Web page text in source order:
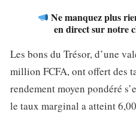
Ne manquez plus
en direct sur notre
Les bons du Trésor, d’une
million FCFA, ont offert des
rendement moyen pondéré
le taux marginal a atteint